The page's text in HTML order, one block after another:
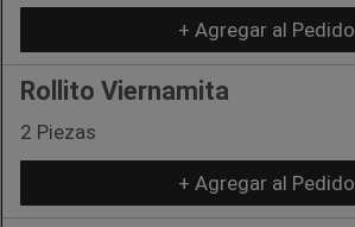
+ Agregar al Pedido
Rollito Viernamita
2 Piezas
+ Agregar al Pedido